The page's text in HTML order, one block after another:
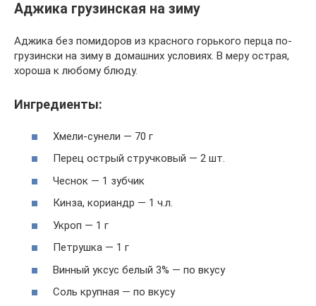
Аджика грузинская на зиму
Аджика без помидоров из красного горького перца по-
грузински на зиму в домашних условиях. В меру острая,
хороша к любому блюду.
Ингредиенты:
Хмели-сунели — 70 г
Перец острый стручковый — 2 шт.
Чеснок — 1 зубчик
Кинза, кориандр — 1 ч.л.
Укроп — 1 г
Петрушка — 1 г
Винный уксус белый 3% — по вкусу
Соль крупная — по вкусу